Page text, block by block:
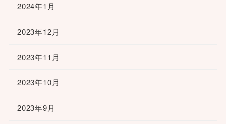
2024年1月
2023年12月
2023年11月
2023年10月
2023年9月